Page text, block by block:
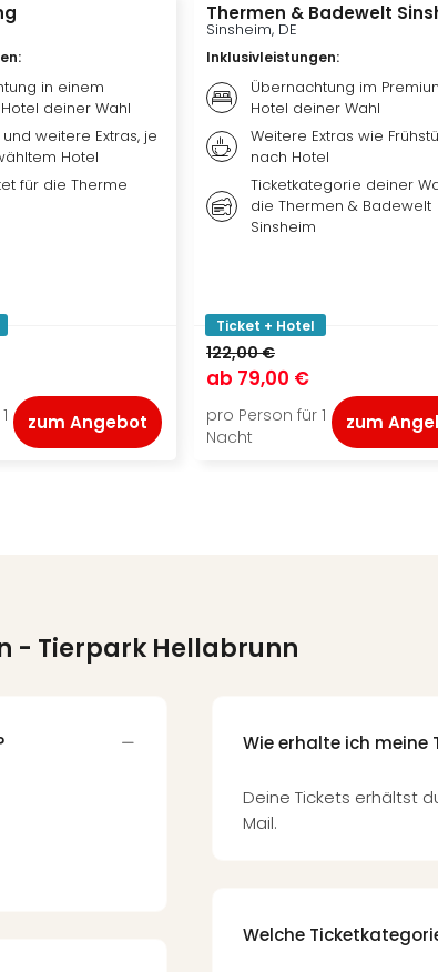
:
in einem
deiner Wahl
und weitere Extras, je
Hotel
für die Therme
zum Angebot
Thermen & Badewelt
Sinsheim, DE
Inklusivleistungen:
Übernachtung im
Hotel deiner Wahl
Weitere Extras wie
nach Hotel
Ticketkategorie deiner
die Thermen & Badewelt
Sinsheim
Ticket + Hotel
122,00 €
ab 79,00 €
pro Person für 1
Nacht
zum
- Tierpark Hellabrunn
Wie erhalte ich meine
Deine Tickets erhältst
Mail.
Welche